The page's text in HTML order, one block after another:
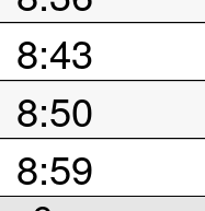
8:43
8:50
8:59